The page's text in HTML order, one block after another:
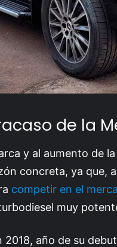
de la
y al aumento de
concreta, ya que,
competir en el
muy
2018, año de su